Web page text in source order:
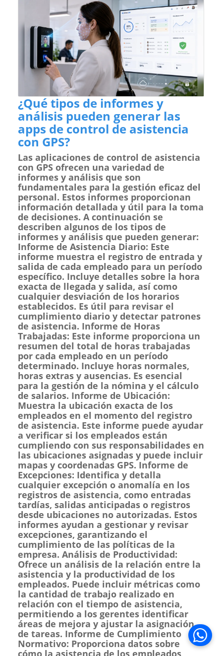
¿Qué tipos de informes y
análisis pueden generar las
apps de control de asistencia
con GPS?
Las aplicaciones de control de asistencia
con GPS ofrecen una variedad de
informes y análisis que son
fundamentales para la gestión eficaz del
personal. Estos informes proporcionan
información detallada y útil para la toma
de decisiones. A continuación se
describen algunos de los tipos de
informes y análisis que pueden generar:
Informe de Asistencia Diario: Este
informe muestra el registro de entrada y
salida de cada empleado para un período
específico. Incluye detalles sobre la hora
exacta de llegada y salida, así como
cualquier desviación de los horarios
establecidos. Es útil para revisar el
cumplimiento diario y detectar patrones
de asistencia. Informe de Horas
Trabajadas: Este informe proporciona un
resumen del total de horas trabajadas
por cada empleado en un período
determinado. Incluye horas normales,
horas extras y ausencias. Es esencial
para la gestión de la nómina y el cálculo
de salarios. Informe de Ubicación:
Muestra la ubicación exacta de los
empleados en el momento del registro
de asistencia. Este informe puede ayudar
a verificar si los empleados están
cumpliendo con sus responsabilidades en
las ubicaciones asignadas y puede incluir
mapas y coordenadas GPS. Informe de
Excepciones: Identifica y detalla
cualquier excepción o anomalía en los
registros de asistencia, como entradas
tardías, salidas anticipadas o registros
desde ubicaciones no autorizadas. Estos
informes ayudan a gestionar y revisar
excepciones, garantizando el
cumplimiento de las políticas de la
empresa. Análisis de Productividad:
Ofrece un análisis de la relación entre la
asistencia y la productividad de los
empleados. Puede incluir métricas como
la cantidad de trabajo realizado en
relación con el tiempo de asistencia,
permitiendo a los gerentes identificar
áreas de mejora y ajustar la asignación
de tareas. Informe de Cumplimiento
Normativo: Proporciona datos sobre
cómo la asistencia de los empleados
Se abre